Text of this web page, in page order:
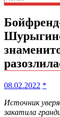
08.02.2022 *
Источник
закатила